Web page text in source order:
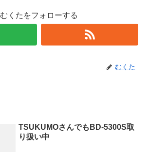
むくたをフォローする
むくた
TSUKUMOさんでもBD-5300S取
り扱い中